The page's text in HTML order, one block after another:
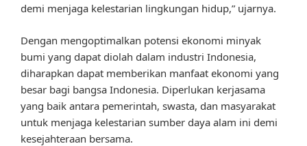
demi menjaga kelestarian lingkungan hidup,” ujarnya.
Dengan mengoptimalkan potensi ekonomi minyak
bumi yang dapat diolah dalam industri Indonesia,
diharapkan dapat memberikan manfaat ekonomi yang
besar bagi bangsa Indonesia. Diperlukan kerjasama
yang baik antara pemerintah, swasta, dan masyarakat
untuk menjaga kelestarian sumber daya alam ini demi
kesejahteraan bersama.